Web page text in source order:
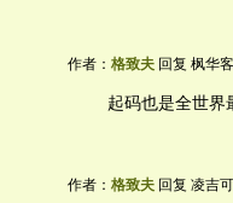
作者： 格致夫 回复 枫华客
起码也是全世界
作者： 格致夫 回复 凌吉可